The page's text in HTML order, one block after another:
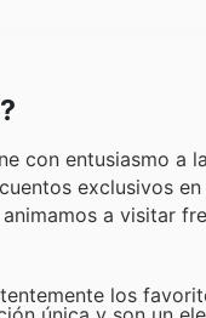
con entusiasmo a
exclusivos
a visitar
los